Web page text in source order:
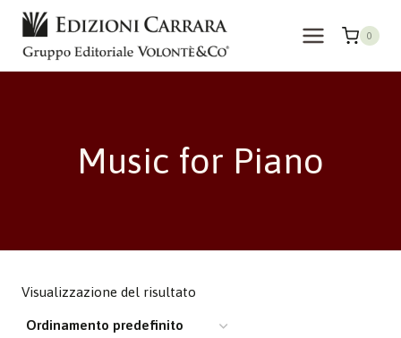
Salta
contenuto
0
Music for Piano
Visualizzazione del risultato